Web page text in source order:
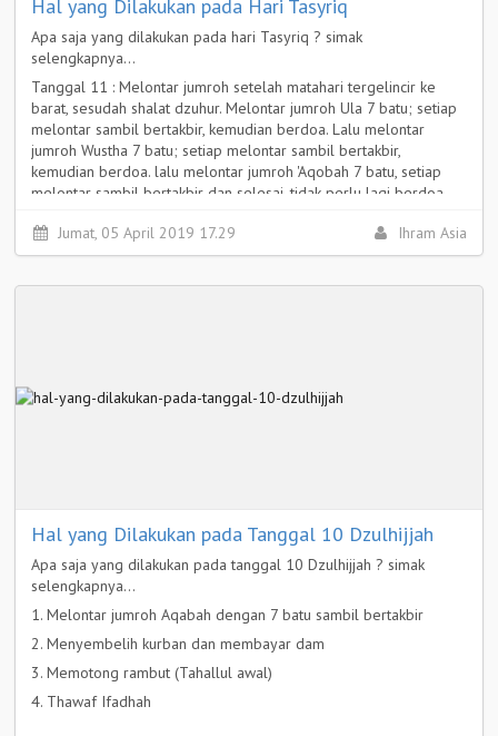
Hal yang Dilakukan pada Hari Tasyriq
Apa saja yang dilakukan pada hari Tasyriq ? simak
selengkapnya...
Tanggal 11 : Melontar jumroh setelah matahari tergelincir ke
barat, sesudah shalat dzuhur. Melontar jumroh Ula 7 batu; setiap
melontar sambil bertakbir, kemudian berdoa. Lalu melontar
jumroh Wustha 7 batu; setiap melontar sambil bertakbir,
kemudian berdoa. lalu melontar jumroh 'Aqobah 7 batu, setiap
melontar sambil bertakbir dan selesai, tidak perlu lagi berdoa.
Selengkapnya >
Jumat, 05 April 2019 17.29 Ihram Asia
Hal yang Dilakukan pada Tanggal 10 Dzulhijjah
Apa saja yang dilakukan pada tanggal 10 Dzulhijjah ? simak
selengkapnya...
1. Melontar jumroh Aqabah dengan 7 batu sambil bertakbir
2. Menyembelih kurban dan membayar dam
3. Memotong rambut (Tahallul awal)
4. Thawaf Ifadhah